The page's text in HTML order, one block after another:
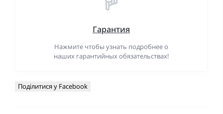
Гарантия
Нажмите чтобы узнать подробнее о
наших гарантийных обязательствах!
Поділитися у Facebook